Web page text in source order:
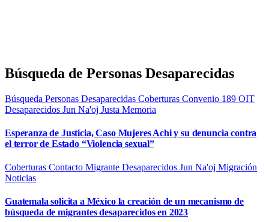
Búsqueda de Personas Desaparecidas
Búsqueda Personas Desaparecidas Coberturas Convenio 189 OIT
Desaparecidos Jun Na'oj Justa Memoria
Esperanza de Justicia, Caso Mujeres Achi y su denuncia contra
el terror de Estado “Violencia sexual”
Coberturas Contacto Migrante Desaparecidos Jun Na'oj Migración
Noticias
Guatemala solicita a México la creación de un mecanismo de
búsqueda de migrantes desaparecidos en 2023